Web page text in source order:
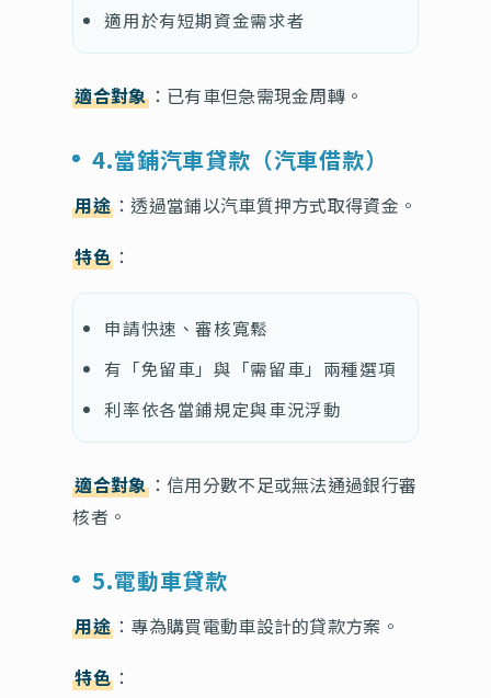
適用於有短期資金需求者
適合對象：已有車但急需現金周轉。
4.當鋪汽車貸款（汽車借款）
用途：透過當鋪以汽車質押方式取得資金。
特色：
申請快速、審核寬鬆
有「免留車」與「需留車」兩種選項
利率依各當鋪規定與車況浮動
適合對象：信用分數不足或無法通過銀行審
核者。
5.電動車貸款
用途：專為購買電動車設計的貸款方案。
特色：